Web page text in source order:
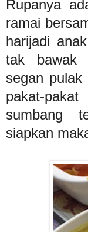
Rupanya
ramai
harijadi
tak bawak
segan
pakat-
sumbang
siapkan